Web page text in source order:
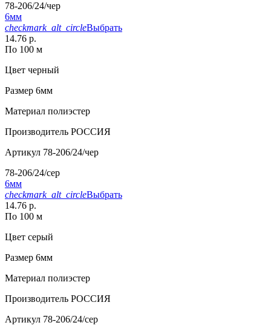
78-206/24/чер
6мм
checkmark_alt_circleВыбрать
14.76 р.
По 100 м
Цвет черный
Размер 6мм
Материал полиэстер
Производитель РОССИЯ
Артикул 78-206/24/чер
78-206/24/сер
6мм
checkmark_alt_circleВыбрать
14.76 р.
По 100 м
Цвет серый
Размер 6мм
Материал полиэстер
Производитель РОССИЯ
Артикул 78-206/24/сер